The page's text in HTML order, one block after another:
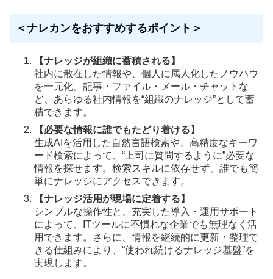
＜ナレカンをおすすめするポイント＞
【ナレッジが組織に蓄積される】
社内に散在した情報や、個人に属人化したノウハウ
を一元化。記事・ファイル・メール・チャットな
ど、あらゆる社内情報を“組織のナレッジ”として蓄
積できます。
【必要な情報に誰でもたどり着ける】
生成AIを活用した自然言語検索や、高精度なキーワ
ード検索によって、“上司に質問するように”必要な
情報を探せます。検索スキルに依存せず、誰でも簡
単にナレッジにアクセスできます。
【ナレッジ活用が現場に定着する】
シンプルな操作性と、充実した導入・運用サポート
によって、ITツールに不慣れな企業でも無理なく活
用できます。さらに、情報を継続的に更新・整理で
きる仕組みにより、“使われ続けるナレッジ基盤”を
実現します。